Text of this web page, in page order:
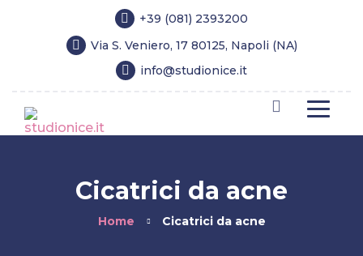
+39 (081) 2393200
Via S. Veniero, 17 80125, Napoli (NA)
info@studionice.it
Cicatrici da acne
Home Cicatrici da acne